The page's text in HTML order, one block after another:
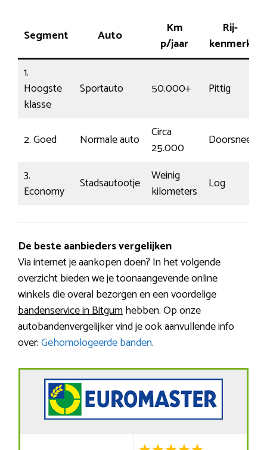
Segment Auto
Km
p/jaar
Rij-
kenmerk
1.
Hoogste
klasse
Sportauto 50.000+ Pittig
2. Goed Normale auto
Circa
25.000
Doorsnee
3.
Economy
Stadsautootje
Weinig
kilometers
Log
De beste aanbieders vergelijken
Via internet je aankopen doen? In het volgende
overzicht bieden we je toonaangevende online
winkels die overal bezorgen en een voordelige
bandenservice in Bitgumhebben. Op onze
autobandenvergelijker vind je ook aanvullende info
over:Gehomologeerde banden.